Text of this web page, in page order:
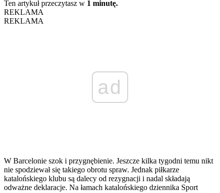
Ten artykuł przeczytasz w 1 minutę.
REKLAMA
REKLAMA
ad
W Barcelonie szok i przygnębienie. Jeszcze kilka tygodni temu nikt
nie spodziewał się takiego obrotu spraw. Jednak piłkarze
katalońskiego klubu są dalecy od rezygnacji i nadal składają
odważne deklaracje. Na łamach katalońskiego dziennika Sport